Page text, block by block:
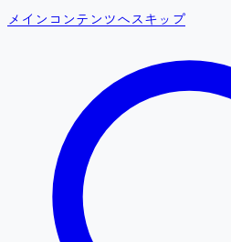
メインコンテンツへスキップ